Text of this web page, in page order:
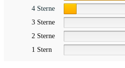
4 Sterne
3 Sterne
2 Sterne
1 Stern